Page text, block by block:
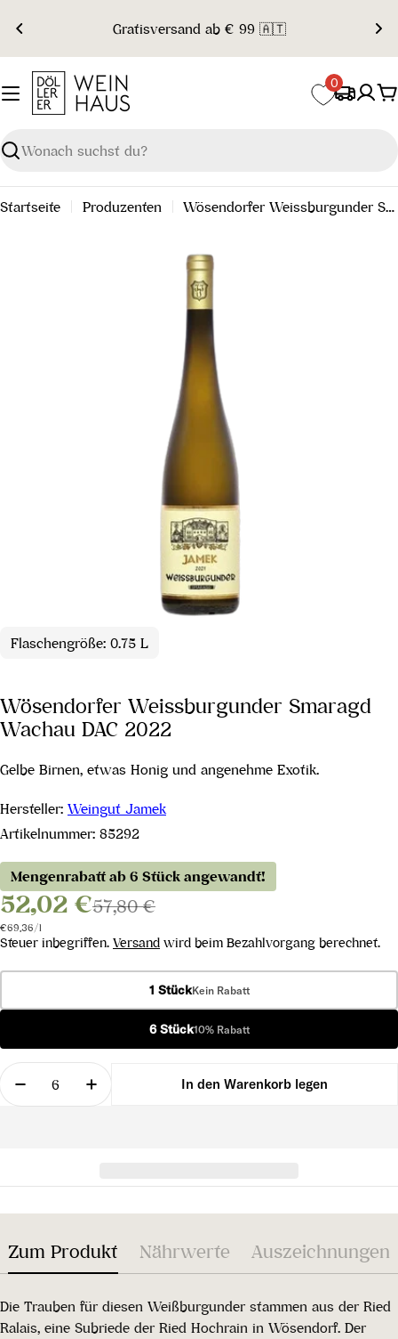
Inhalt
springen
Gratisversand ab € 99 🇦🇹
Suchen
0
Startseite Produzenten Wösendorfer Weissburgunder Smaragd Wachau DAC 2022
Flaschengröße: 0.75 L
Wösendorfer Weissburgunder Smaragd
Wachau DAC 2022
Gelbe Birnen, etwas Honig und angenehme Exotik.
Hersteller: Weingut Jamek
Artikelnummer: 85292
Mengenrabatt ab 6 Stück angewandt!
52,02 €57,80 €
Stückpreis
€69,36/pro
l
Steuer inbegriffen. Versand wird beim Bezahlvorgang berechnet.
1 StückKein Rabatt
6 Stück10% Rabatt
Menge
Menge für Wösendorfer Weissburgunder
Menge für Wösendorfer
In den Warenkorb legen
Zum Produkt Nährwerte Auszeichnungen
Die Trauben für diesen Weißburgunder stammen aus der Ried
Ralais, eine Subriede der Ried Hochrain in Wösendorf. Der